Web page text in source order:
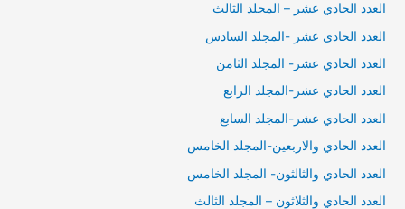
العدد الحادي عشر – المجلد الثالث
العدد الحادي عشر -المجلد السادس
العدد الحادي عشر- المجلد الثامن
العدد الحادي عشر-المجلد الرابع
العدد الحادي عشر-المجلد السابع
العدد الحادي والاربعين-المجلد الخامس
العدد الحادي والثالثون- المجلد الخامس
العدد الحادي والثلاثون – المجلد الثالث